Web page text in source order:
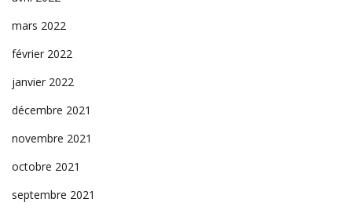
mars 2022
février 2022
janvier 2022
décembre 2021
novembre 2021
octobre 2021
septembre 2021